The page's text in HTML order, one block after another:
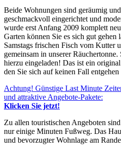
Beide Wohnungen sind geräumig
geschmackvoll eingerichtet und
wurde erst Anfang 2009 komplett
Garten können Sie es sich gut gehen
Samstags frischen Fisch vom Kutter
gemeinsam in unserer
hierzu eingeladen! Das ist ein
den Sie sich auf keinen Fall entgehen
Achtung! Günstige Last Minute
und attraktive Angebote-Pakete:
Klicken Sie jetzt!
Zu allen touristischen Angeboten
nur einige Minuten Fußweg. Das
und bevorzugter Wohnlage am Rande